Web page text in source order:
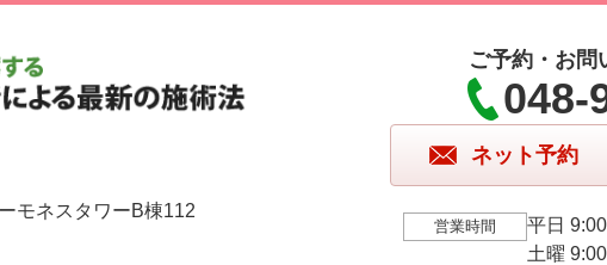
モネスタワーB棟112
ご予約・お問
048-
ネット予約
営業時間
平日
土曜